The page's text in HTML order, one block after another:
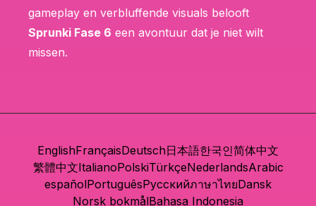
gameplay en verbluffende visuals belooft
Sprunki Fase 6 een avontuur dat je niet wilt
missen.
EnglishFrançaisDeutsch日本語한국인简体中文
繁體中文ItalianoPolskiTürkçeNederlandsArabic
españolPortuguêsРусскийภาษาไทยDansk
Norsk bokmålBahasa Indonesia